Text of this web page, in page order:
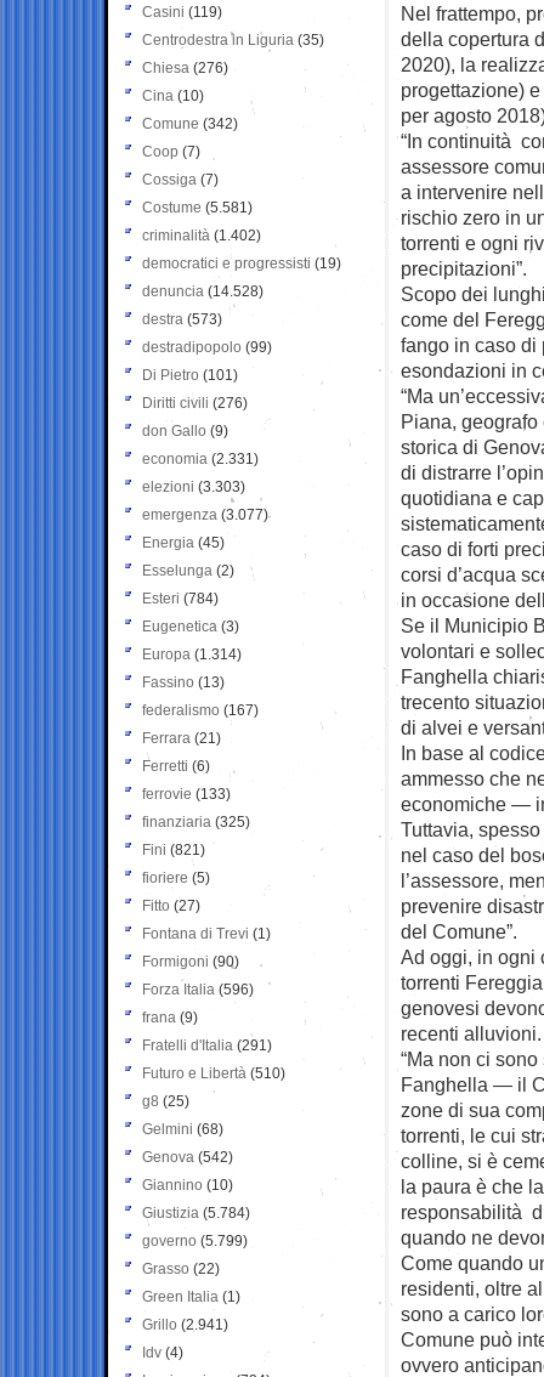
Nel frattempo,
della copertura
2020), la
progettazione)
per agosto
“In continuità
assessore
a intervenire
rischio zero in
torrenti e ogni
precipitazioni”.
Scopo dei
come del
fango in caso di
esondazioni in
“Ma
Piana,
storica di
di distrarre
quotidiana e
caso di forti
corsi d’acqua
in occasione
Se il Municipio
volontari e
Fanghella
trecento
di alvei e
In base al
ammesso che
economiche —
Tuttavia,
nel caso del
l’assessore,
prevenire
del Comune”.
Ad oggi, in ogni
torrenti
genovesi
recenti alluvioni.
“Ma non ci
Fanghella — il
zone di sua
torrenti, le cui
colline, si è
la paura è che
responsabilità
quando ne
Come quando
residenti, oltre
sono a carico
Comune può
ovvero
Casini (119)
Centrodestra in Liguria (35)
Chiesa (276)
Cina (10)
Comune (342)
Coop (7)
Cossiga (7)
Costume (5.581)
criminalità (1.402)
democratici e progressisti (19)
denuncia (14.528)
destra (573)
destradipopolo (99)
Di Pietro (101)
Diritti civili (276)
don Gallo (9)
economia (2.331)
elezioni (3.303)
emergenza (3.077)
Energia (45)
Esselunga (2)
Esteri (784)
Eugenetica (3)
Europa (1.314)
Fassino (13)
federalismo (167)
Ferrara (21)
Ferretti (6)
ferrovie (133)
finanziaria (325)
Fini (821)
fioriere (5)
Fitto (27)
Fontana di Trevi (1)
Formigoni (90)
Forza Italia (596)
frana (9)
Fratelli d'Italia (291)
Futuro e Libertà (510)
g8 (25)
Gelmini (68)
Genova (542)
Giannino (10)
Giustizia (5.784)
governo (5.799)
Grasso (22)
Green Italia (1)
Grillo (2.941)
Idv (4)